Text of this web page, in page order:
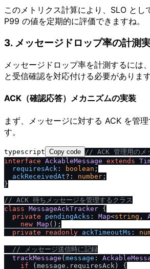
このメトリクス計算により、SLO とし
P99 の値を定期的に評価できますね。
3. メッセージドロップ率の計測
メッセージドロップ率を計測するには
と受信確認を対応付ける必要があります
ACK（確認応答）メカニズムの実装
まず、メッセージに対する ACK を管
す。
typescript Copy code / / ACK 管理用のメ
interface AckableMessage extends
requiresAck : boolean ;
ackReceivedAt?: number ;
}
/ / ACK 待ちメッセージを管理するクラス
class MessageAckTracker {
private
pendingAcks : Map<string ,
new Map ();
private
readonly ackTimeoutMs :
/ / メッセージ送信時に記録
trackMessage (message :
if (message. requiresAck ) {